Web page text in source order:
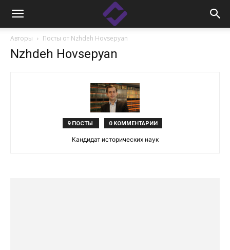
Авторы Посты от Nzhdeh Hovsepyan
Nzhdeh Hovsepyan
9 ПОСТЫ 0 КОММЕНТАРИИ
Кандидат исторических наук